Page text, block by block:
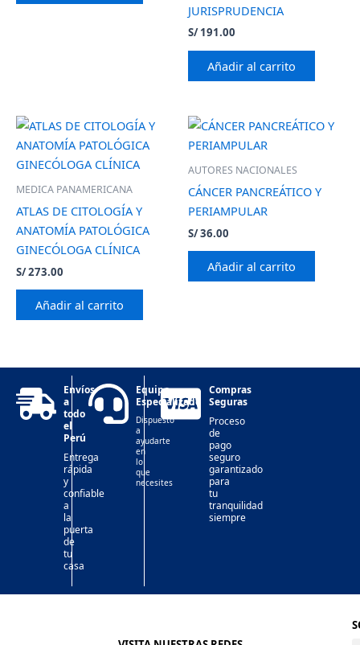
JURISPRUDENCIA
S/191.00
Añadir al carrito
MEDICA PANAMERICANA
ATLAS DE CITOLOGÍA Y
ANATOMÍA PATOLÓGICA
GINECÓLOGA CLÍNICA
S/273.00
Añadir al carrito
AUTORES NACIONALES
CÁNCER PANCREÁTICO Y
PERIAMPULAR
S/36.00
Añadir al carrito
Envíos
a
todo
el
Perú
Entrega
rápida
y
confiable
a
la
puerta
de
tu
casa
Equipo
Especializado
Dispuesto
a
ayudarte
en
lo
que
necesites
Compras
Seguras
Proceso
de
pago
seguro
garantizado
para
tu
tranquilidad
siempre